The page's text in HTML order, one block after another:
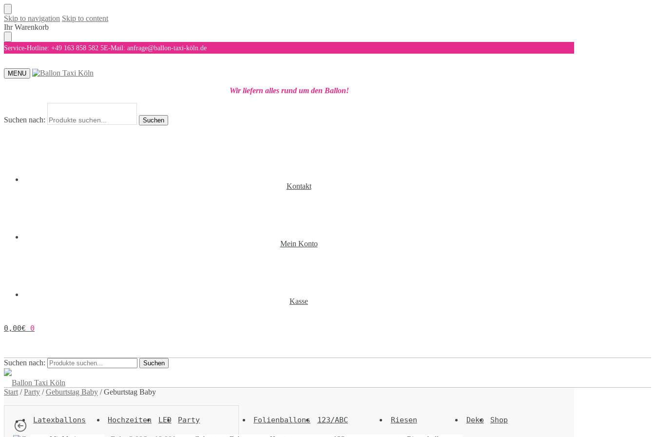
Skip to navigation Skip to content
Ihr Warenkorb
Service-Hotline: +49 163 858 582 5E-Mail: anfrage@ballon-taxi-köln.de
MENU
Wir liefern alles rund um den Ballon!
Suchen nach: Suchen
Kontakt
Mein Konto
Kasse
0,00€ 0
Suchen nach: Suchen
Latexballons Hochzeiten LED Party Folienballons 123/ABC Riesen Deko Shop
Start /Party /Geburtstag Baby /Geburtstag Baby